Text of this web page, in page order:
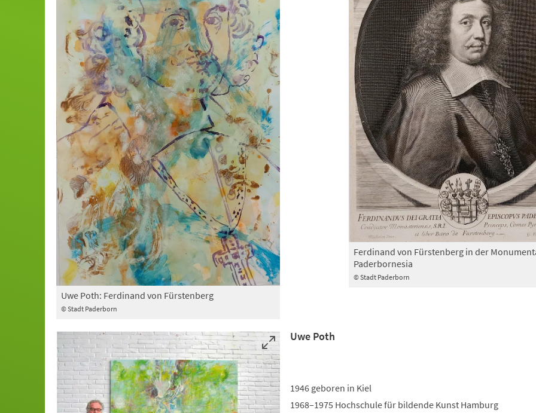
© Stadt Paderborn
Uwe Poth: Ferdinand von Fürstenberg
© Stadt Paderborn
Ferdinand von Fürstenberg in der
Paderbornesia
Uwe Poth
1946 geboren in Kiel
1968–1975 Hochschule für bildende Kunst Hamburg